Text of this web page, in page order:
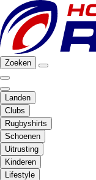
Zoeken
Landen
Clubs
Rugbyshirts
Schoenen
Uitrusting
Kinderen
Lifestyle